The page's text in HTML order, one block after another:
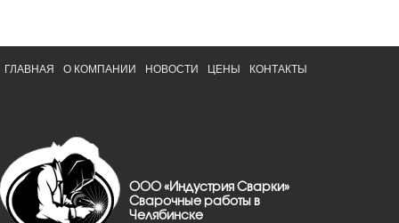
ГЛАВНАЯ О КОМПАНИИ НОВОСТИ ЦЕНЫ КОНТАКТЫ
ООО «Индустрия Сварки»
Сварочные работы в
Челябинске